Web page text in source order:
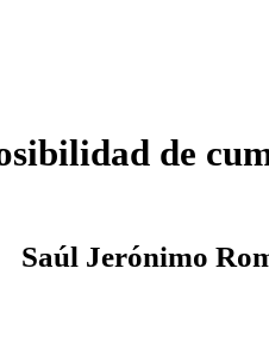
de
Saúl Jerónimo